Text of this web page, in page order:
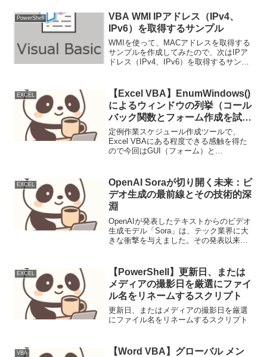
PowerShell
VBA WMI IPアドレス（IPv4、
IPv6）を取得するサンプル
WMIを使って、MACアドレスを取得する
サンプルを作成してみたので、次はIPア
ドレス（IPv4、IPv6）を取得するサンプ
混在した複数のア...
EXCEL
【Excel VBA】EnumWindows()
によるウィンドウの列挙（コール
バック関数とフォーム作成を試
す）
定例作業スケジュール作成ツールで、
Excel VBAにある程度できる感触を得た
ので今回はGUI（フォーム）と
内容でソースがそのままでは使えなかっ
たけど、要点が...
EXCEL
OpenAI Soraが切り開く未来：ビ
デオ生成の最前線とその技術的深
淵
OpenAIが発表したテキストからのビデオ
生成モデル「Sora」は、テック業界に大
きな衝撃を与えました。その発表以来、
見せるかのようです。今回は、この驚異
的なSoraの...
EXCEL
【PowerShell】更新日、または
メディアの撮影日を厳選にファイ
ル名をリネームするスクリプト
更新日、またはメディアの撮影日を厳選
にファイル名をリネームするスクリプト
VBA
【Word VBA】グローバル メン